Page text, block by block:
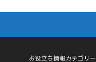
お役立ち情報カテゴリー